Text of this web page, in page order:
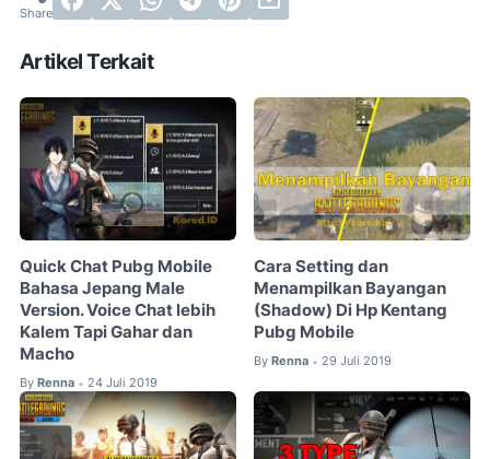
Artikel Terkait
Quick Chat Pubg Mobile
Bahasa Jepang Male
Version. Voice Chat lebih
Kalem Tapi Gahar dan
Macho
By Renna • 24 Juli 2019
Cara Setting dan
Menampilkan Bayangan
(Shadow) Di Hp Kentang
Pubg Mobile
By Renna • 29 Juli 2019